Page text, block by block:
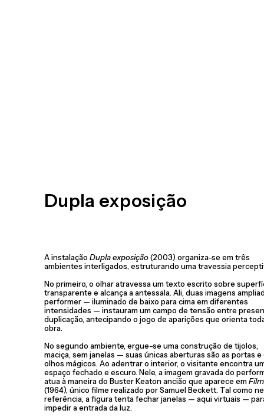
Dupla exposição
A instalação Dupla exposição(2003) organiza-se em três
ambientes interligados, estruturando uma travessia
No primeiro, o olhar atravessa um texto escrito sobre
transparente e alcança a antessala. Ali, duas imagens
performer — iluminado de baixo para cima em diferentes
intensidades — instauram um campo de tensão entre
duplicação, antecipando o jogo de aparições que orienta
obra.
No segundo ambiente, ergue-se uma construção de tijolos,
maciça, sem janelas — suas únicas aberturas são as portas e
olhos mágicos. Ao adentrar o interior, o visitante encontra
espaço fechado e escuro. Nele, a imagem gravada do
atua à maneira do Buster Keaton ancião que aparece emFilm
(1964), único filme realizado por Samuel Beckett. Tal como
referência, a figura tenta fechar janelas — aqui virtuais —
impedir a entrada da luz.